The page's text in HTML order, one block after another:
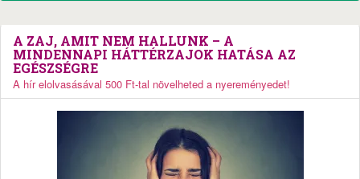
A ZAJ, AMIT NEM HALLUNK – A
MINDENNAPI HÁTTÉRZAJOK HATÁSA AZ
EGÉSZSÉGRE
A hír elolvasásával 500 Ft-tal növelheted a nyereményedet!